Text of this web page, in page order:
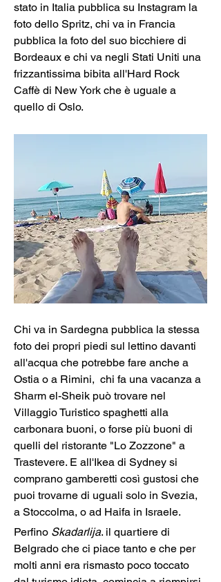
stato in Italia pubblica su Instagram la
foto dello Spritz, chi va in Francia
pubblica la foto del suo bicchiere di
Bordeaux e chi va negli Stati Uniti una
frizzantissima bibita all'Hard Rock
Caffè di New York che è uguale a
quello di Oslo.
Chi va in Sardegna pubblica la stessa
foto dei propri piedi sul lettino davanti
all'acqua che potrebbe fare anche a
Ostia o a Rimini,  chi fa una vacanza a
Sharm el-Sheik può trovare nel
Villaggio Turistico spaghetti alla
carbonara buoni, o forse più buoni di
quelli del ristorante "Lo Zozzone" a
Trastevere. E all'Ikea di Sydney si
comprano gamberetti così gustosi che
puoi trovarne di uguali solo in Svezia,
a Stoccolma, o ad Haifa in Israele.
Perfino Skadarlija. il quartiere di
Belgrado che ci piace tanto e che per
molti anni era rismasto poco toccato